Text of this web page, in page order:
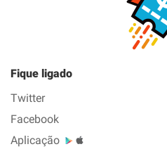
Fique ligado
Twitter
Facebook
Aplicação